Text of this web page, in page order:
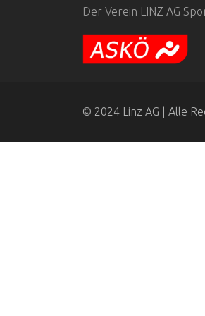
Der Verein LINZ AG
© 2024 Linz AG | Alle